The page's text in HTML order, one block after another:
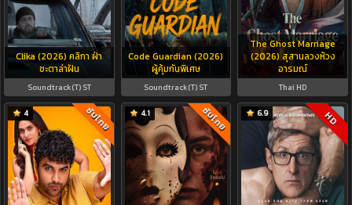
Clika (2026) คลิกา ฝ่า
ชะตาล่าฝัน
Soundtrack(T) ST
Code Guardian (2026)
ผู้คุ้มกันพิเศษ
Soundtrack(T) ST
The Ghost Marriage
(2026) สุสานลวงห้วง
อารมณ์
Thai HD
4 ซับไทย 4.1 ซับไทย 6.9 HD